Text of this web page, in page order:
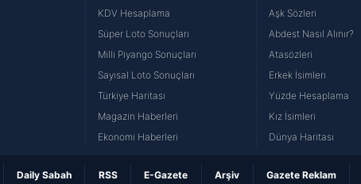
KDV Hesaplama
Süper Loto Sonuçları
Milli Piyango Sonuçları
Sayısal Loto Sonuçları
Türkiye Haritası
Magazin Haberleri
Ekonomi Haberleri
Aşk Sözleri
Abdest Nasıl Alınır?
Atasözleri
Erkek İsimleri
Yüzde Hesaplama
Kız İsimleri
Dünya Haritası
Daily Sabah RSS E-Gazete Arşiv Gazete Reklam